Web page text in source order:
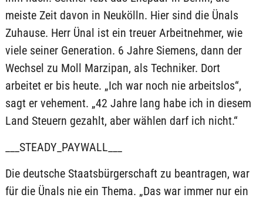
meiste Zeit davon in Neukölln. Hier sind die Ünals
Zuhause. Herr Ünal ist ein treuer Arbeitnehmer, wie
viele seiner Generation. 6 Jahre Siemens, dann der
Wechsel zu Moll Marzipan, als Techniker. Dort
arbeitet er bis heute. „Ich war noch nie arbeitslos“,
sagt er vehement. „42 Jahre lang habe ich in diesem
Land Steuern gezahlt, aber wählen darf ich nicht.“
___STEADY_PAYWALL___
Die deutsche Staatsbürgerschaft zu beantragen, war
für die Ünals nie ein Thema. „Das war immer nur ein